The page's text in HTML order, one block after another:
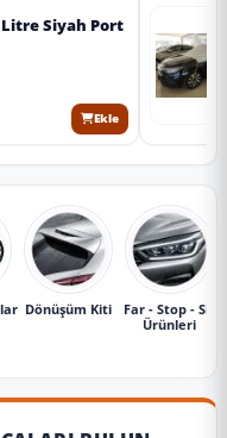
Siyah Port
Ekle
Dönüşüm Kiti
Far - Stop - Sis
Ürünleri